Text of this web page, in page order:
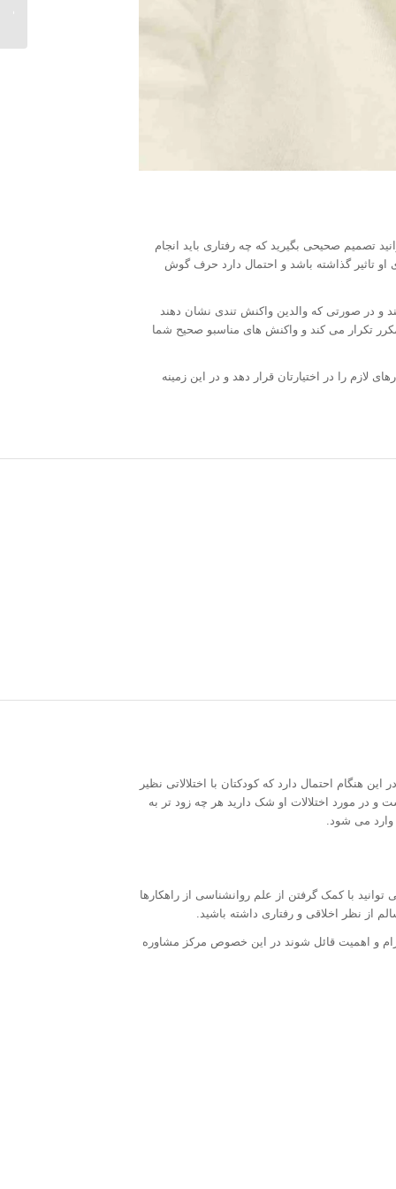
تصمیم صحیحی بگیرید که چه رفتاری باید انجام
تاثیر گذاشته باشد و احتمال دارد حرف گوش
و در صورتی که والدین واکنش تندی نشان دهند
تکرار می کند و واکنش های مناسبو صحیح شما
لازم را در اختیارتان قرار دهد و در این زمینه
احتمال دارد که کودکتان با اختلالاتی نظیر
و در مورد اختلالات او شک دارید هر چه زود تر به
می شود.
با کمک گرفتن از علم روانشناسی از راهکارها
از نظر اخلاقی و رفتاری داشته باشید.
و اهمیت قائل شوند در این خصوص مرکز مشاوره
های